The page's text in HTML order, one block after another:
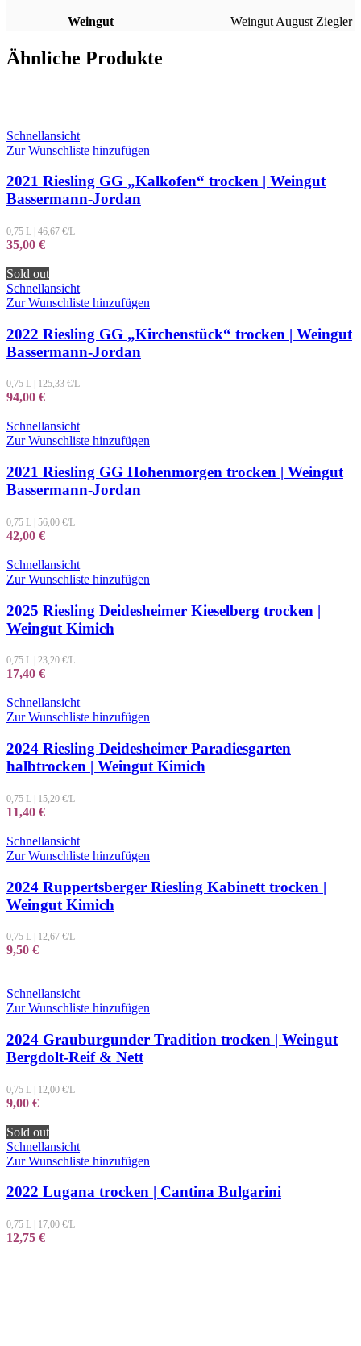
Weingut Weingut August Ziegler
Ähnliche Produkte
Schnellansicht
Zur Wunschliste hinzufügen
2021 Riesling GG „Kalkofen“ trocken | Weingut
Bassermann-Jordan
0,75 L 46,67 €/L
35,00 €
Sold out
Schnellansicht
Zur Wunschliste hinzufügen
2022 Riesling GG „Kirchenstück“ trocken | Weingut
Bassermann-Jordan
0,75 L 125,33 €/L
94,00 €
Schnellansicht
Zur Wunschliste hinzufügen
2021 Riesling GG Hohenmorgen trocken | Weingut
Bassermann-Jordan
0,75 L 56,00 €/L
42,00 €
Schnellansicht
Zur Wunschliste hinzufügen
2025 Riesling Deidesheimer Kieselberg trocken |
Weingut Kimich
0,75 L 23,20 €/L
17,40 €
Schnellansicht
Zur Wunschliste hinzufügen
2024 Riesling Deidesheimer Paradiesgarten
halbtrocken | Weingut Kimich
0,75 L | 15,20 €/L
11,40 €
Schnellansicht
Zur Wunschliste hinzufügen
2024 Ruppertsberger Riesling Kabinett trocken |
Weingut Kimich
0,75 L 12,67 €/L
9,50 €
Schnellansicht
Zur Wunschliste hinzufügen
2024 Grauburgunder Tradition trocken | Weingut
Bergdolt-Reif & Nett
0,75 L | 12,00 €/L
9,00 €
Sold out
Schnellansicht
Zur Wunschliste hinzufügen
2022 Lugana trocken | Cantina Bulgarini
0,75 L 17,00 €/L
12,75 €